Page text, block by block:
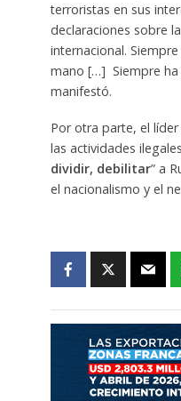
terroristas en sus
declaraciones sobre
internacional.
mano […] Siempre ha
manifestó.
Por otra parte, el
las actividades
dividir, debilitar” a
el nacionalismo y el